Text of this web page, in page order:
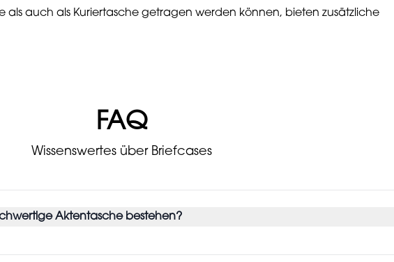
als auch als Kuriertasche getragen werden können, bieten zusätzliche
FAQ
Wissenswertes über Briefcases
Aktentasche bestehen?